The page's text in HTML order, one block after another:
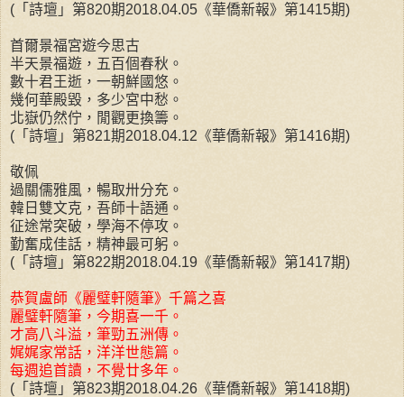
(「詩壇」第820期2018.04.05《華僑新報》第1415期)
首爾景福宮遊今思古
半天景福遊，五百個春秋。
數十君王逝，一朝鮮國悠。
幾何華殿毀，多少宮中愁。
北嶽仍然佇，閒觀更換籌。
(「詩壇」第821期2018.04.12《華僑新報》第1416期)
敬佩
過關儒雅風，暢取卅分充。
韓日雙文克，吾師十語通。
征途常突破，學海不停攻。
勤奮成佳話，精神最可躬。
(「詩壇」第822期2018.04.19《華僑新報》第1417期)
恭賀盧師《麗璧軒隨筆》千篇之喜
麗璧軒隨筆，今期喜一千。
才高八斗溢，筆勁五洲傳。
娓娓家常話，洋洋世態篇。
每週追首讀，不覺廿多年。
(「詩壇」第823期2018.04.26《華僑新報》第1418期)